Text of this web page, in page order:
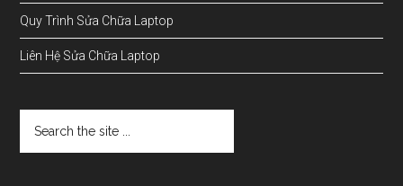
Quy Trình Sửa Chữa Laptop
Liên Hệ Sửa Chữa Laptop